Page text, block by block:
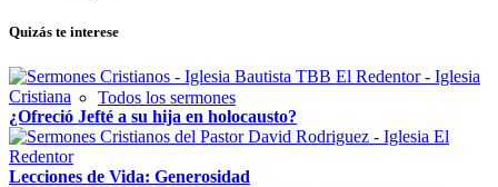
Todos los sermones
Quizás te interese
¿Ofreció Jefté a su hija en holocausto?
Lecciones de Vida: Generosidad